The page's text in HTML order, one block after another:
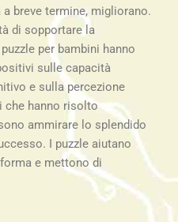
breve termine, migliorano.
di sopportare la
per bambini hanno
sulle capacità
e sulla percezione
che hanno risolto
ammirare lo splendido
I puzzle aiutano
e mettono di